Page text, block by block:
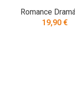
Romance
19,90 €